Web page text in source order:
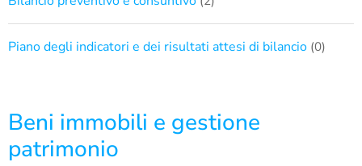
Piano degli indicatori e dei risultati attesi di bilancio (0)
Beni immobili e gestione
patrimonio